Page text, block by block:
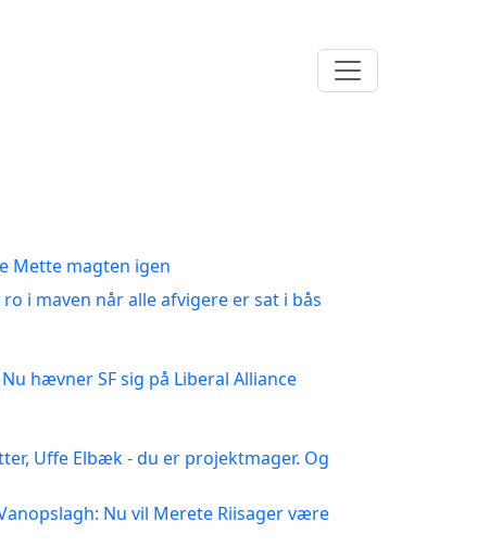
Mette magten igen
i maven når alle afvigere er sat i bås
hævner SF sig på Liberal Alliance
Uffe Elbæk - du er projektmager. Og
Nu vil Merete Riisager være